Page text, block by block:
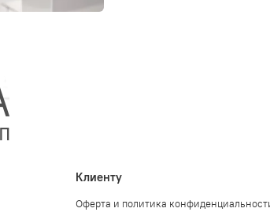
Клиенту
Оферта и политика